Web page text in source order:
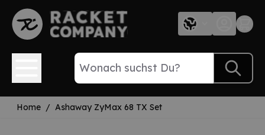
Direkt zum Inhalt
Home / Ashaway ZyMax 68 TX Set